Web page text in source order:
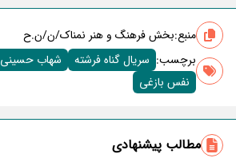
منبع:بخش فرهنگ و هنر نمناک/ن/ن.ح
برچسب‌: سریال گناه فرشته شهاب حسینی
نفس بازغی
مطالب پیشنهادی